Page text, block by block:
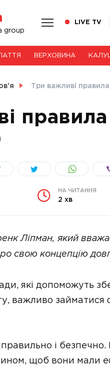
group
LIVE TV
ВЕРХОВИНА
Три важливі
правила
НА ЧИТАННЯ
2 хв
Ліпман, який
свою концепцію
які допоможуть
важливо займатися
і
щоб вони мали